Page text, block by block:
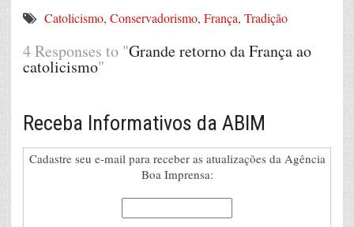
Catolicismo, Conservadorismo, França, Tradição
4 Responses to "Grande retorno da França ao
catolicismo"
Receba Informativos da ABIM
Cadastre seu e-mail para receber as atualizações da Agência
Boa Imprensa: